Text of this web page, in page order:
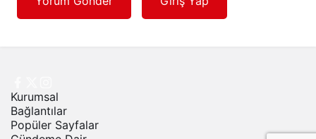
Kurumsal
Bağlantılar
Popüler Sayfalar